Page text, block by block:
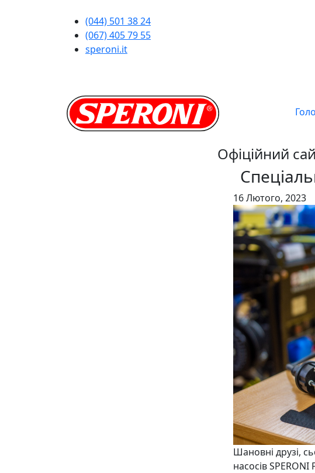
(044) 501 38 24
(067) 405 79 55
speroni.it
Офіційний
16 Лютого, 2023
Шановні друзі,
насосів SPERONI